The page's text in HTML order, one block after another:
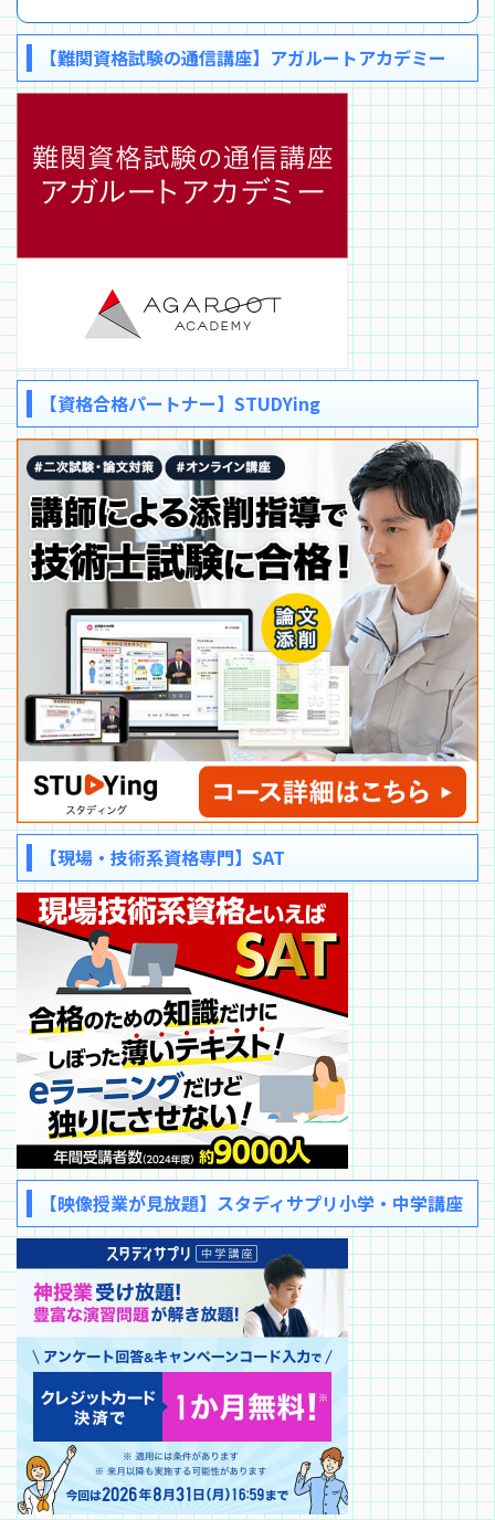
【難関資格試験の通信講座】アガルートアカデミー
【資格合格パートナー】STUDYing
【現場・技術系資格専門】SAT
【映像授業が見放題】スタディサプリ小学・中学講座